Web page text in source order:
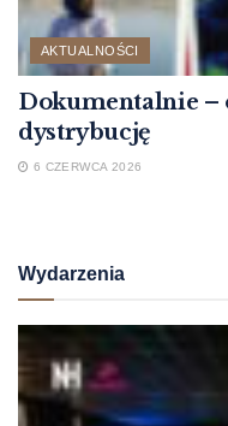
AKTUALNOŚCI
Dokumentalnie –
dystrybucję
6 CZERWCA 2026
Wydarzenia